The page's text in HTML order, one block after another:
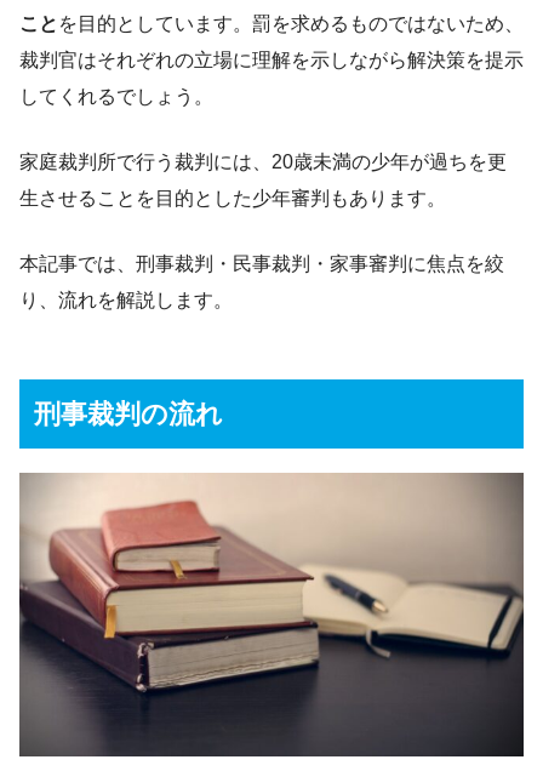
こと を目的としています。罰を求めるものではないため、
裁判官はそれぞれの立場に理解を示しながら解決策を提示
してくれるでしょう。
家庭裁判所で行う裁判には、20歳未満の少年が過ちを更
生させることを目的とした少年審判もあります。
本記事では、刑事裁判・民事裁判・家事審判に焦点を絞
り、流れを解説します。
刑事裁判の流れ